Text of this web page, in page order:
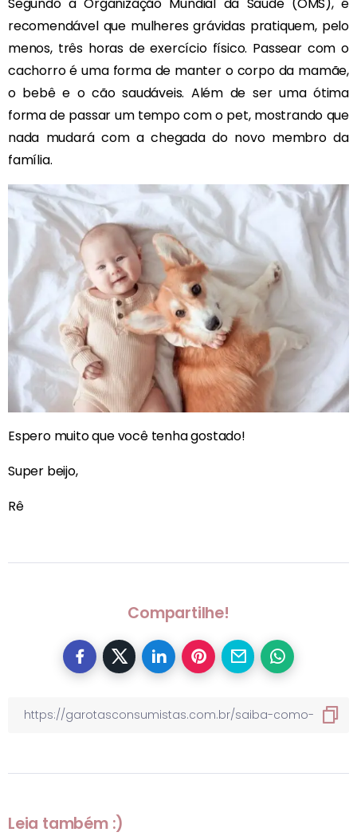
Segundo a Organização Mundial da Saúde (OMS), é
recomendável que mulheres grávidas pratiquem, pelo
menos, três horas de exercício físico. Passear com o
cachorro é uma forma de manter o corpo da mamãe,
o bebê e o cão saudáveis. Além de ser uma ótima
forma de passar um tempo com o pet, mostrando que
nada mudará com a chegada do novo membro da
família.
Espero muito que você tenha gostado!
Super beijo,
Rê
Compartilhe!
Leia também :)